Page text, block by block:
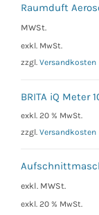
Raumduft
MWSt.
exkl. MwSt.
zzgl. Versandkosten
BRITA iQ Meter
exkl. 20 % MwSt.
zzgl. Versandkosten
exkl. MWSt.
exkl. 20 % MwSt.